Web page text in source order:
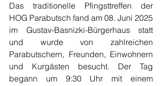
Das traditionelle Pfingsttreffen der
HOG Parabutsch fand am 08. Juni 2025
im Gustav-Basnizki-Bürgerhaus statt
und wurde von zahlreichen
Parabutschern, Freunden, Einwohnern
und Kurgästen besucht. Der Tag
begann um 9:30 Uhr mit einem